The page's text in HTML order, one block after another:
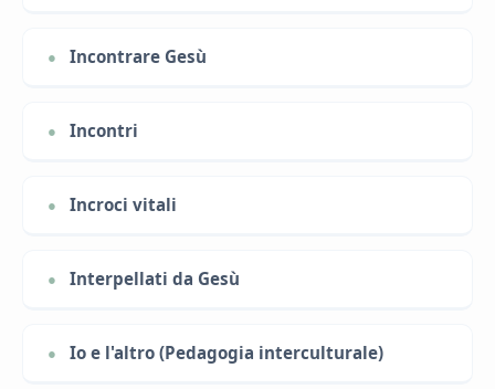
Incontrare Gesù
Incontri
Incroci vitali
Interpellati da Gesù
Io e l'altro (Pedagogia interculturale)